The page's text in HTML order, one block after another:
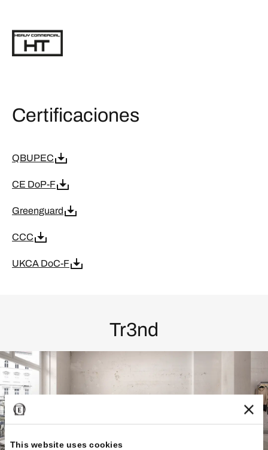
This website uses cookies
Certificaciones
QBUPEC
CE DoP-F
Greenguard
CCC
UKCA DoC-F
Tr3nd